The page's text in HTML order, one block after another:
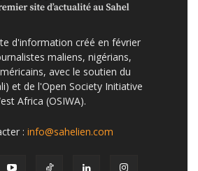
d'information créé en février
maliens, nigérians,
avec le soutien du
et de l'Open Society Initiative
Africa (OSIWA).
: info@sahelien.com